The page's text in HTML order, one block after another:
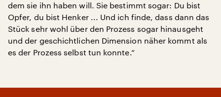
dem sie ihn haben will. Sie bestimmt sogar: Du bist
Opfer, du bist Henker ... Und ich finde, dass dann das
Stück sehr wohl über den Prozess sogar hinausgeht
und der geschichtlichen Dimension näher kommt als
es der Prozess selbst tun konnte.“